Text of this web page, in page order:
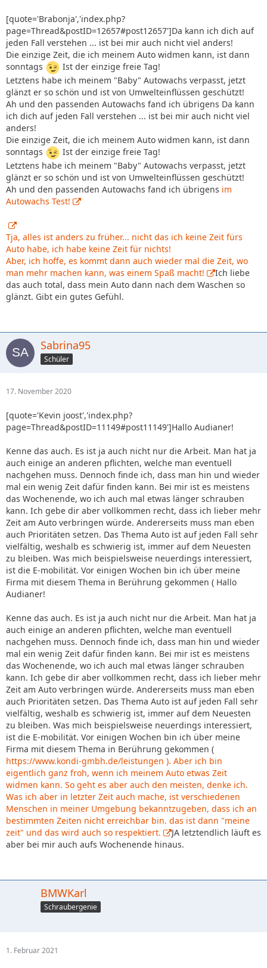
[quote='Brabonja','index.php?
page=Thread&postID=12657#post12657']Da kann ich dich auf
jeden Fall verstehen ... ist bei mir auch nicht viel anders!
Die einzige Zeit, die ich meinem Auto widmen kann, ist dann
sonntags
Ist der einzige freie Tag!
Letztens habe ich meinem "Baby" Autowachs verpasst, jetzt
glänzt er so schön und ist von Umwelteinflüssen geschützt!
Ah und den passenden Autowachs fand ich übrigens Da kann
ich dich auf jeden Fall verstehen ... ist bei mir auch nicht viel
anders!
Die einzige Zeit, die ich meinem Auto widmen kann, ist dann
sonntags
Ist der einzige freie Tag!
Letztens habe ich meinem "Baby" Autowachs verpasst, jetzt
glänzt er so schön und ist von Umwelteinflüssen geschützt!
Ah und den passenden Autowachs fand ich übrigens im
Autowachs Test!
Tja, alles ist anders zu früher... nicht das ich keine Zeit fürs
Auto habe, ich habe keine Zeit für nichts!
Aber, ich hoffe, es kommt dann auch wieder mal die Zeit, wo
man mehr machen kann, was einem Spaß macht!
Ich liebe
das auch total, dass mein Auto dann nach dem Waschen so
glänzt. Gibt ein gutes Gefühl.
Sabrina95
Schüler
17. November 2020
[quote='Kevin joost','index.php?
page=Thread&postID=11149#post11149']Hallo Audianer!
Kenne das auch. Es ist ja auch nicht nur die Arbeit. Man hat ja
auch einige an anderen pflichten, welche man eventuell
nachgehen muss. Dennoch finde ich, dass man hin und wieder
mal ein wenig Zeit dafür finden kann. Bei mir ist es meistens
das Wochenende, wo ich auch mal etwas länger schrauben
kann. Ich gebe dir aber vollkommen recht, dass ich lieber mehr
Zeit am Auto verbringen würde. Andererseits muss man eben
auch Prioritäten setzen. Das Thema Auto ist auf jeden Fall sehr
vielfältig, weshalb es schwierig ist, immer auf dem Neuesten
zu bleiben. Was mich beispielsweise neuerdings interessiert,
ist die E-mobilität. Vor einigen Wochen bin ich über meine
Firma mit diesem Thema in Berührung gekommen ( Hallo
Audianer!
Kenne das auch. Es ist ja auch nicht nur die Arbeit. Man hat ja
auch einige an anderen pflichten, welche man eventuell
nachgehen muss. Dennoch finde ich, dass man hin und wieder
mal ein wenig Zeit dafür finden kann. Bei mir ist es meistens
das Wochenende, wo ich auch mal etwas länger schrauben
kann. Ich gebe dir aber vollkommen recht, dass ich lieber mehr
Zeit am Auto verbringen würde. Andererseits muss man eben
auch Prioritäten setzen. Das Thema Auto ist auf jeden Fall sehr
vielfältig, weshalb es schwierig ist, immer auf dem Neuesten
zu bleiben. Was mich beispielsweise neuerdings interessiert,
ist die E-mobilität. Vor einigen Wochen bin ich über meine
Firma mit diesem Thema in Berührung gekommen (
https://www.kondi-gmbh.de/leistungen ). Aber ich bin
eigentlich ganz froh, wenn ich meinem Auto etwas Zeit
widmen kann. So geht es aber auch den meisten, denke ich.
Was ich aber in letzter Zeit auch mache, ist verschiedenen
Menschen in meiner Umgebung bekanntzugeben, dass ich an
bestimmten Zeiten nicht erreichbar bin. das ist dann "meine
zeit" und das wird auch so respektiert.
JA letztendlich läuft es
aber bei mir auch aufs Wochenende hinaus.
BMWKarl
Schraubergenie
1. Februar 2021